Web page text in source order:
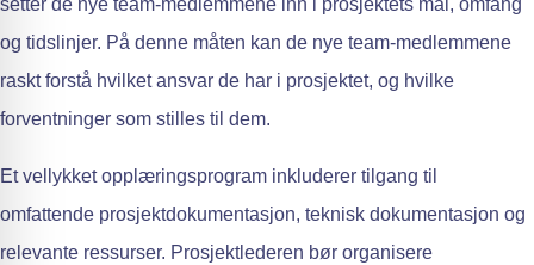
setter de nye team-medlemmene inn i prosjektets mål, omfang
og tidslinjer. På denne måten kan de nye team-medlemmene
raskt forstå hvilket ansvar de har i prosjektet, og hvilke
forventninger som stilles til dem.
Et vellykket opplæringsprogram inkluderer tilgang til
omfattende prosjektdokumentasjon, teknisk dokumentasjon og
relevante ressurser. Prosjektlederen bør organisere